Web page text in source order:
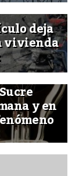
deja
vivienda
y en